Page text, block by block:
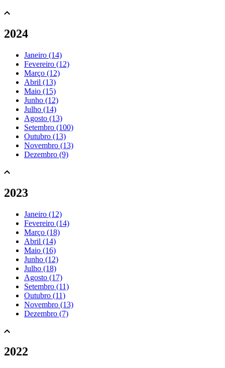
2024
Janeiro (14)
Fevereiro (12)
Março (12)
Abril (13)
Maio (15)
Junho (12)
Julho (14)
Agosto (13)
Setembro (100)
Outubro (13)
Novembro (13)
Dezembro (9)
2023
Janeiro (12)
Fevereiro (14)
Março (18)
Abril (14)
Maio (16)
Junho (12)
Julho (18)
Agosto (17)
Setembro (11)
Outubro (11)
Novembro (13)
Dezembro (7)
2022